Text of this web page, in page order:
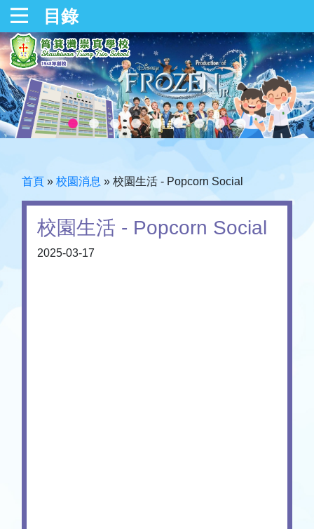
目錄
首頁 » 校園消息 » 校園生活 - Popcorn Social
校園生活 - Popcorn Social
2025-03-17